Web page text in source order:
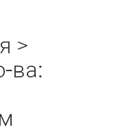
>
ва: